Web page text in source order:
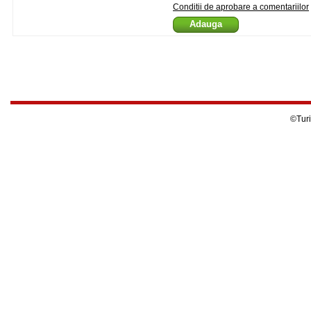
Conditii de aprobare a comentariilor